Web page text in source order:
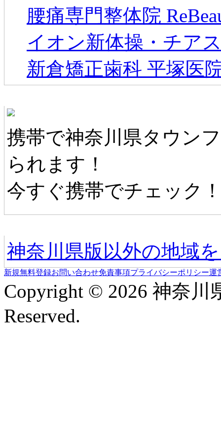
腰痛専門整体院
イオン新体操・チア
新倉矯正歯科 平塚医
携帯で神奈川県タウン
られます！
今すぐ携帯でチェック
神奈川県版以外の地域
新規無料登録お問い合わせ免責事項プライバシーポリシー運
Copyright © 2026 神奈
Reserved.